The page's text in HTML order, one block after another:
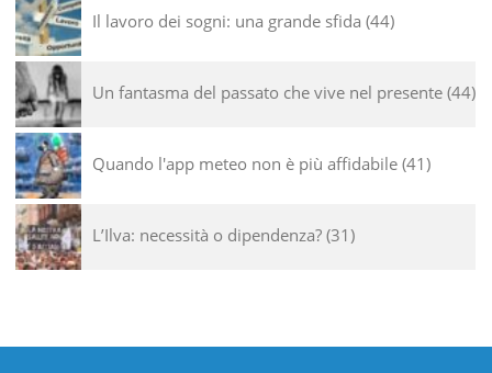
Il lavoro dei sogni: una grande sfida 44
Un fantasma del passato che vive nel presente 44
Quando l'app meteo non è più affidabile 41
L’Ilva: necessità o dipendenza? 31